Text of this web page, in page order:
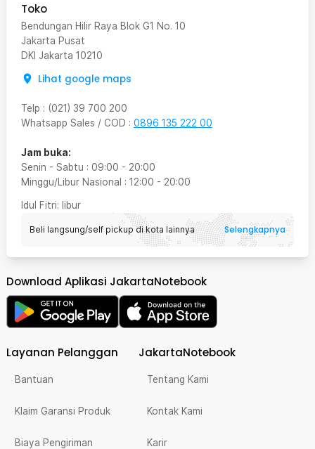
Kelengkapan Produk
Rincian yang Anda dapatkan untuk pembelian produk ini:
1903
Toko
Bendungan Hilir Raya Blok G1 No. 10
Jakarta Pusat
DKI Jakarta 10210
Lihat google maps
Telp : (021) 39 700 200
Whatsapp Sales / COD : 0896 135 222 00
Jam buka:
Senin - Sabtu : 09:00 - 20:00
Minggu/Libur Nasional : 12:00 - 20:00
Idul Fitri: libur
Beli langsung/self pickup di kota lainnya Selengkapnya
Download Aplikasi JakartaNotebook
Layanan Pelanggan
Bantuan
Klaim Garansi Produk
Biaya Pengiriman
JakartaNotebook
Tentang Kami
Kontak Kami
Karir